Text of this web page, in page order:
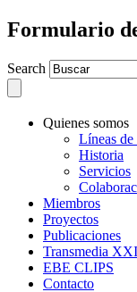
Formulario
Search
Quienes somos
Líneas
Historia
Servicios
Miembros
Proyectos
Publicaciones
Transmedia XXI
EBE CLIPS
Contacto